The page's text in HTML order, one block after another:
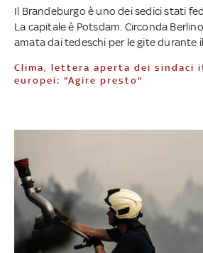
Il Brandeburgo è uno dei sedici stati
La capitale è Potsdam. Circonda
amata dai tedeschi per le gite durante
Clima, lettera aperta dei sindaci italiani ed
europei: "Agire presto"